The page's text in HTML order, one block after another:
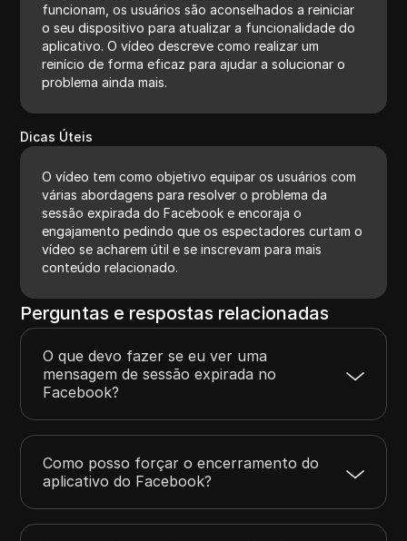
funcionam, os usuários são aconselhados a reiniciar
o seu dispositivo para atualizar a funcionalidade do
aplicativo. O vídeo descreve como realizar um
reinício de forma eficaz para ajudar a solucionar o
problema ainda mais.
Dicas Úteis
O vídeo tem como objetivo equipar os usuários com
várias abordagens para resolver o problema da
sessão expirada do Facebook e encoraja o
engajamento pedindo que os espectadores curtam o
vídeo se acharem útil e se inscrevam para mais
conteúdo relacionado.
Perguntas e respostas relacionadas
O que devo fazer se eu ver uma
mensagem de sessão expirada no
Facebook?
Como posso forçar o encerramento do
aplicativo do Facebook?